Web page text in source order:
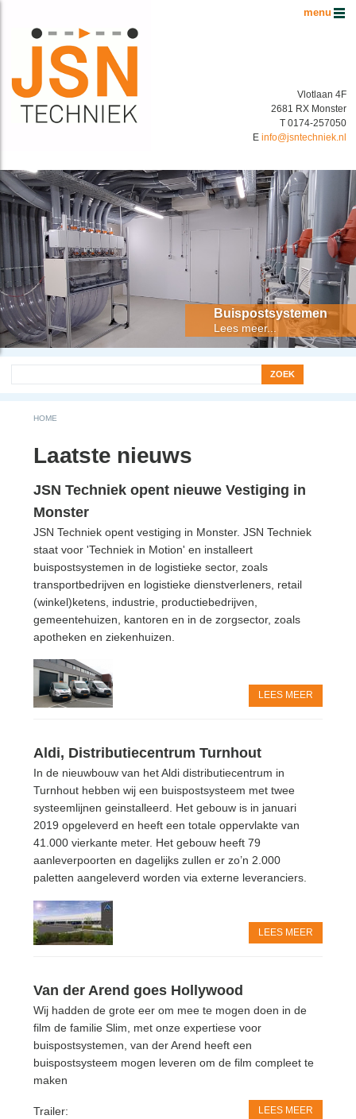
Energiek in buispostsystemen!
Buispostsystemen
Lees meer...
You are here
HOME
Laatste nieuws
JSN Techniek opent nieuwe Vestiging in
Monster
JSN Techniek opent vestiging in Monster. JSN Techniek
staat voor 'Techniek in Motion' en installeert
buispostsystemen in de logistieke sector, zoals
transportbedrijven en logistieke dienstverleners, retail
(winkel)ketens, industrie, productiebedrijven,
gemeentehuizen, kantoren en in de zorgsector, zoals
apotheken en ziekenhuizen.
LEES MEER
Aldi, Distributiecentrum Turnhout
In de nieuwbouw van het Aldi distributiecentrum in
Turnhout hebben wij een buispostsysteem met twee
systeemlijnen geinstalleerd. Het gebouw is in januari
2019 opgeleverd en heeft een totale oppervlakte van
41.000 vierkante meter. Het gebouw heeft 79
aanleverpoorten en dagelijks zullen er zo’n 2.000
paletten aangeleverd worden via externe leveranciers.
LEES MEER
Van der Arend goes Hollywood
Wij hadden de grote eer om mee te mogen doen in de
film de familie Slim, met onze expertiese voor
buispostsystemen, van der Arend heeft een
buispostsysteem mogen leveren om de film compleet te
maken
Trailer: LEES MEER
Vlotlaan 4F
2681 RX Monster
T 0174-257050
E info@jsntechniek.nl